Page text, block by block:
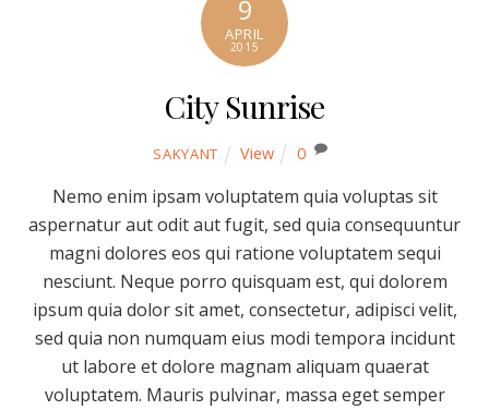
9
APRIL
2015
City Sunrise
SAKYANT View 0
Nemo enim ipsam voluptatem quia voluptas sit
aspernatur aut odit aut fugit, sed quia consequuntur
magni dolores eos qui ratione voluptatem sequi
nesciunt. Neque porro quisquam est, qui dolorem
ipsum quia dolor sit amet, consectetur, adipisci velit,
sed quia non numquam eius modi tempora incidunt
ut labore et dolore magnam aliquam quaerat
voluptatem. Mauris pulvinar, massa eget semper